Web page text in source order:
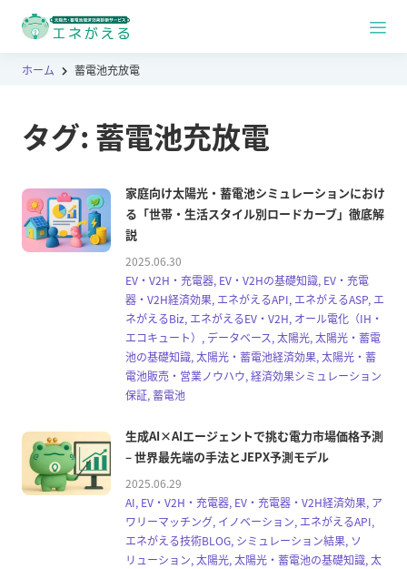
ホーム 蓄電池充放電
タグ: 蓄電池充放電
家庭向け太陽光・蓄電池シミュレーションにおけ
る「世帯・生活スタイル別ロードカーブ」徹底解
説
2025.06.30
EV・V2H・充電器, EV・V2Hの基礎知識, EV・充電
器・V2H経済効果, エネがえるAPI, エネがえるASP, エ
ネがえるBiz, エネがえるEV・V2H, オール電化（IH・
エコキュート）, データベース, 太陽光, 太陽光・蓄電
池の基礎知識, 太陽光・蓄電池経済効果, 太陽光・蓄
電池販売・営業ノウハウ, 経済効果シミュレーション
保証, 蓄電池
生成AI×AIエージェントで挑む電力市場価格予測
– 世界最先端の手法とJEPX予測モデル
2025.06.29
AI, EV・V2H・充電器, EV・充電器・V2H経済効果, ア
ワリーマッチング, イノベーション, エネがえるAPI,
エネがえる技術BLOG, シミュレーション結果, ソ
リューション, 太陽光, 太陽光・蓄電池の基礎知識, 太